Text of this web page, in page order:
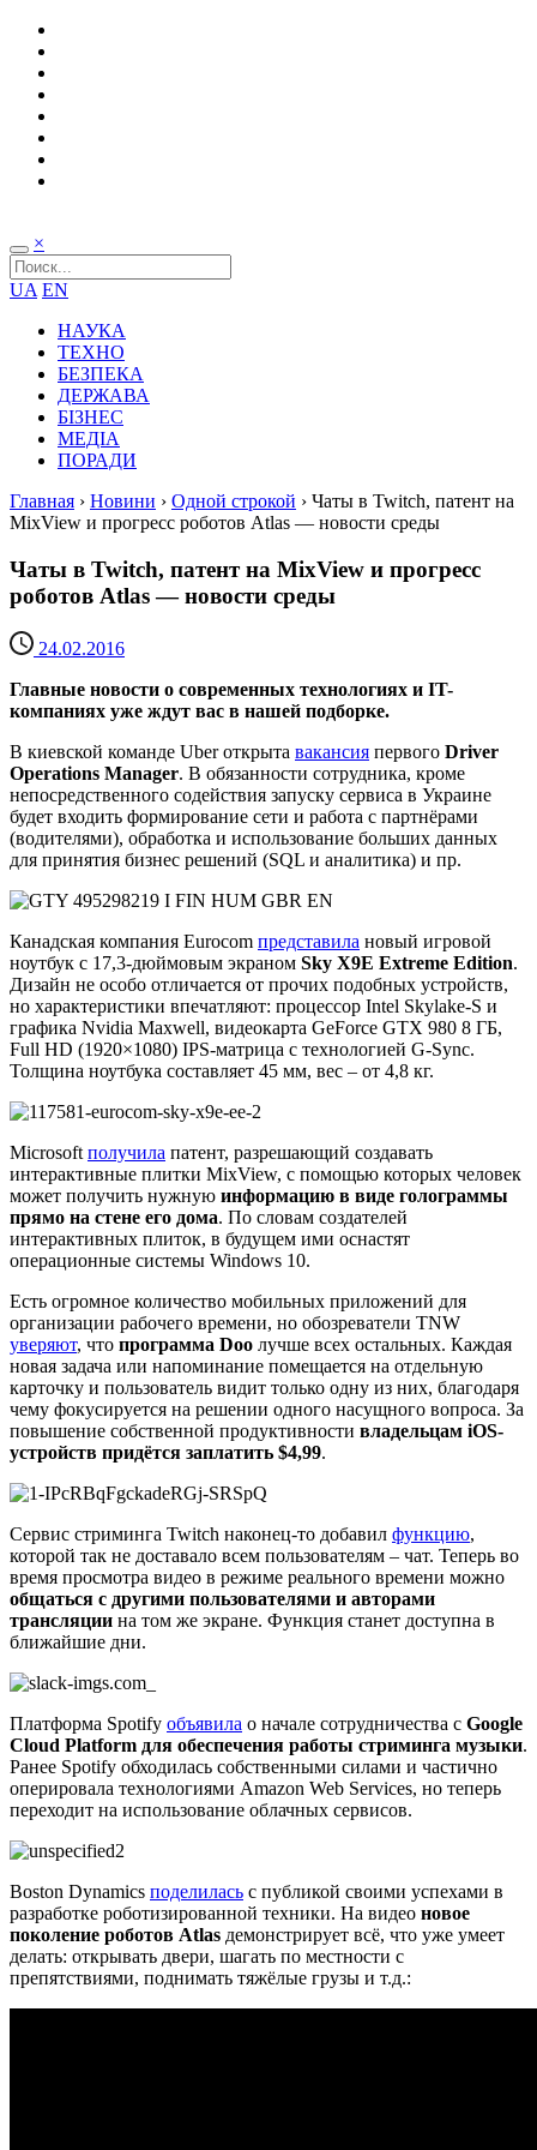
×
UA EN
НАУКА
ТЕХНО
БЕЗПЕКА
ДЕРЖАВА
БІЗНЕС
МЕДІА
ПОРАДИ
Главная › Новини › Одной строкой › Чаты в Twitch, патент на
MixView и прогресс роботов Atlas — новости среды
Чаты в Twitch, патент на MixView и прогресс
роботов Atlas — новости среды
24.02.2016
Главные новости о современных технологиях и IT-
компаниях уже ждут вас в нашей подборке.
В киевской команде Uber открыта вакансия первого Driver
Operations Manager. В обязанности сотрудника, кроме
непосредственного содействия запуску сервиса в Украине
будет входить формирование сети и работа с партнёрами
(водителями), обработка и использование больших данных
для принятия бизнес решений (SQL и аналитика) и пр.
Канадская компания Eurocom представила новый игровой
ноутбук с 17,3-дюймовым экраном Sky X9E Extreme Edition.
Дизайн не особо отличается от прочих подобных устройств,
но характеристики впечатляют: процессор Intel Skylake-S и
графика Nvidia Maxwell, видеокарта GeForce GTX 980 8 ГБ,
Full HD (1920×1080) IPS-матрица с технологией G-Sync.
Толщина ноутбука составляет 45 мм, вес – от 4,8 кг.
Microsoftполучила патент, разрешающий создавать
интерактивные плитки MixView, с помощью которых человек
может получить нужную информацию в виде голограммы
прямо на стене его дома. По словам создателей
интерактивных плиток, в будущем ими оснастят
операционные системы Windows 10.
Есть огромное количество мобильных приложений для
организации рабочего времени, но обозреватели TNW
уверяют, что программа Doo лучше всех остальных. Каждая
новая задача или напоминание помещается на отдельную
карточку и пользователь видит только одну из них, благодаря
чему фокусируется на решении одного насущного вопроса. За
повышение собственной продуктивности владельцам iOS-
устройств придётся заплатить $4,99.
Сервис стриминга Twitch наконец-то добавил функцию,
которой так не доставало всем пользователям – чат. Теперь во
время просмотра видео в режиме реального времени можно
общаться с другими пользователями и авторами
трансляции на том же экране. Функция станет доступна в
ближайшие дни.
Платформа Spotify объявила о начале сотрудничества с Google
Cloud Platform для обеспечения работы стриминга музыки.
Ранее Spotify обходилась собственными силами и частично
оперировала технологиями Amazon Web Services, но теперь
переходит на использование облачных сервисов.
Boston Dynamics поделилась с публикой своими успехами в
разработке роботизированной техники. На видео новое
поколение роботов Atlas демонстрирует всё, что уже умеет
делать: открывать двери, шагать по местности с
препятствиями, поднимать тяжёлые грузы и т.д.: